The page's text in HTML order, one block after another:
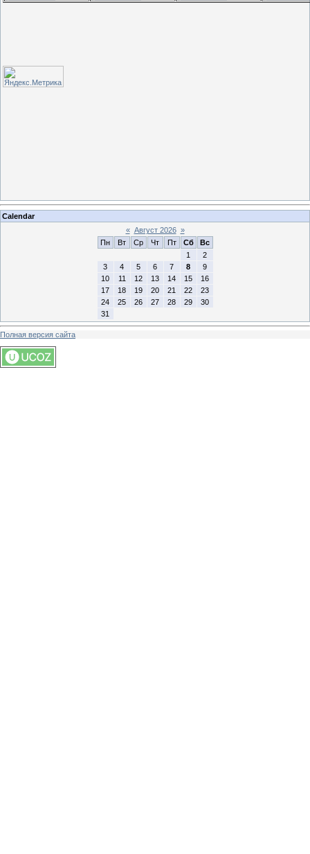
Calendar
« Август 2026 »
Пн
Вт Ср Чт Пт Сб
Вс
1
2
3
4 5 6 7 8
9
10
11 12 13 14 15
16
17
18 19 20 21 22
23
24
25 26 27 28 29
30
31
Полная версия сайта